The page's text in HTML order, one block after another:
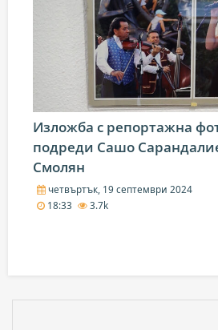
Изложба с репортажна
подреди Сашо
Смолян
четвъртък, 19 септември 2024
18:33
3.7k